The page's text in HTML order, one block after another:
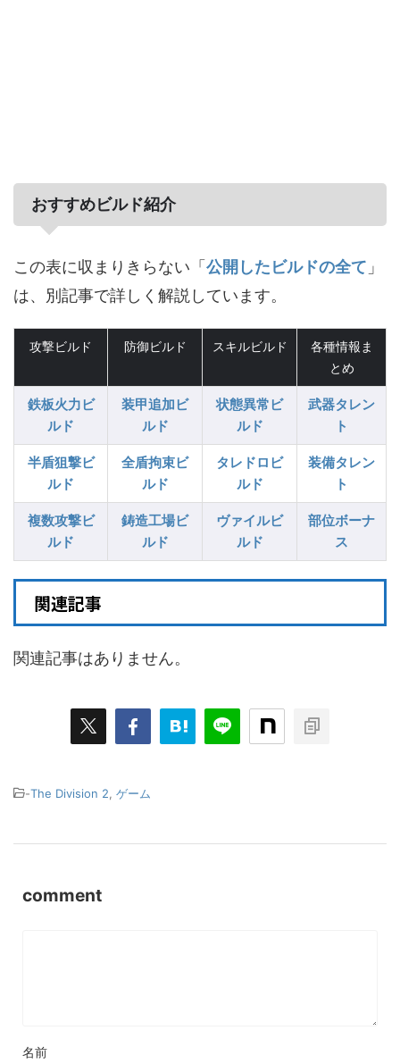
おすすめビルド紹介
この表に収まりきらない「 公開したビルドの全て 」
は、別記事で詳しく解説しています。
攻撃ビルド 防御ビルド スキルビルド
各種情報ま
とめ
鉄板火力ビ
ルド
装甲追加ビ
ルド
状態異常ビ
ルド
武器タレン
ト
半盾狙撃ビ
ルド
全盾拘束ビ
ルド
タレドロビ
ルド
装備タレン
ト
複数攻撃ビ
ルド
鋳造工場ビ
ルド
ヴァイルビ
ルド
部位ボーナ
ス
関連記事
関連記事はありません。
-The Division 2, ゲーム
comment
名前